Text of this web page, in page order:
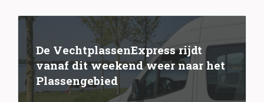
De VechtplassenExpress rijdt
vanaf dit weekend weer naar het
Plassengebied